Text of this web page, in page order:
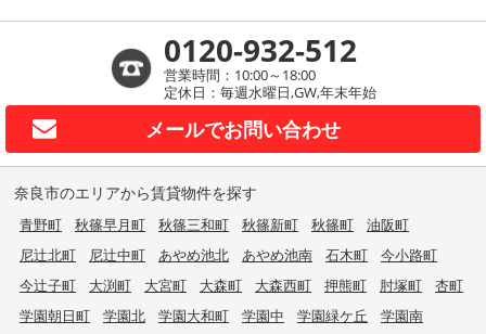
0120-932-512
営業時間：10:00～18:00
定休日：毎週水曜日,GW,年末年始
メールでお問い合わせ
奈良市のエリアから賃貸物件を探す
青野町 秋篠早月町 秋篠三和町 秋篠新町 秋篠町
油阪町
尼辻北町
尼辻中町 あやめ池北 あやめ池南 石木町
今小路町
今辻子町
大渕町 大宮町 大森町 大森西町 押熊町 肘塚町
杏町
学園朝日町
学園北 学園大和町 学園中 学園緑ケ丘
学園南